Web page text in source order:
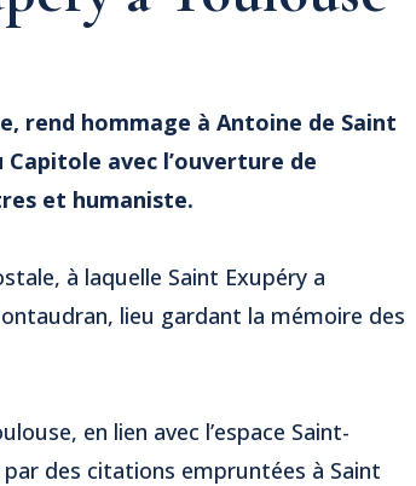
rend hommage à Antoine de Saint
Capitole avec l’ouverture de
et humaniste.
à laquelle Saint Exupéry a
lieu gardant la mémoire des
en lien avec l’espace Saint-
des citations empruntées à Saint